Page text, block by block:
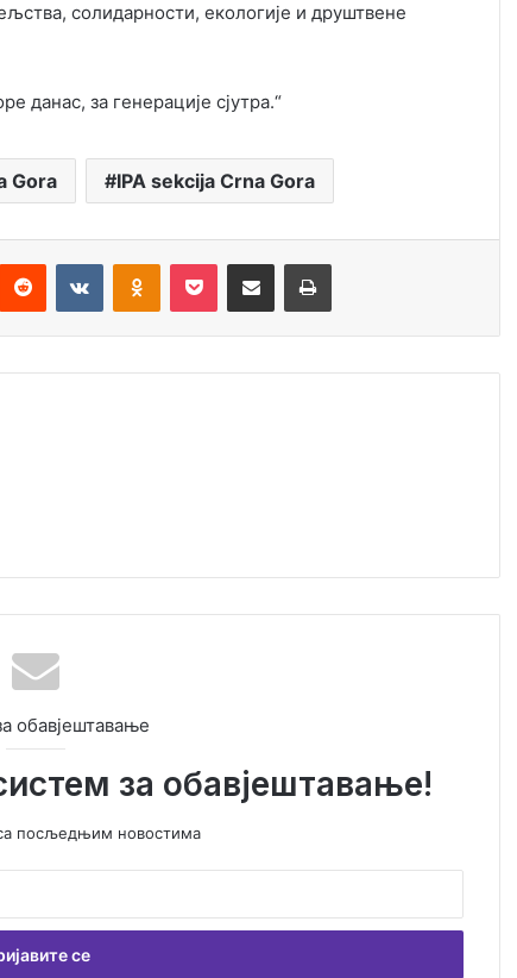
солидарности, екологије и друштвене
данас, за генерације сјутра.“
Gora IPA sekcija Crna Gora
обавјештавање
за обавјештавање!
посљедњим новостима